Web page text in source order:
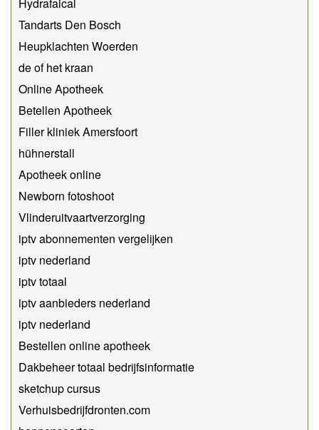
Tandarts Den Bosch
Heupklachten Woerden
de of het kraan
Online Apotheek
Betellen Apotheek
Filler kliniek Amersfoort
hühnerstall
Apotheek online
Newborn fotoshoot
Vlinderuitvaartverzorging
iptv abonnementen vergelijken
iptv nederland
iptv totaal
iptv aanbieders nederland
iptv nederland
Bestellen online apotheek
Dakbeheer totaal bedrijfsinformatie
sketchup cursus
Verhuisbedrijfdronten.com